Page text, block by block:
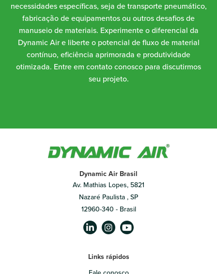
necessidades específicas, seja de transporte pneumático,
fabricação de equipamentos ou outros desafios de
manuseio de materiais. Experimente o diferencial da
Dynamic Air e liberte o potencial de fluxo de material
contínuo, eficiência aprimorada e produtividade
otimizada. Entre em contato conosco para discutirmos
seu projeto.
Dynamic Air Brasil
Av. Mathias Lopes, 5821
Nazaré Paulista , SP
12960-340 - Brasil
Links rápidos